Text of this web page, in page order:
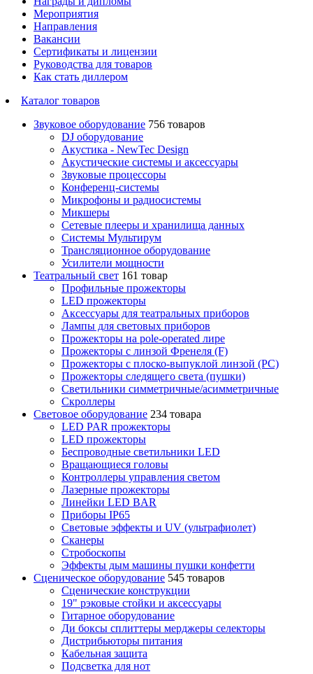
Мероприятия
Направления
Вакансии
Сертификаты и лицензии
Руководства для товаров
Как стать диллером
Каталог товаров
Звуковое оборудование 756 товаров
DJ оборудование
Акустика - NewTec Design
Акустические системы и аксессуары
Звуковые процессоры
Конференц-системы
Микрофоны и радиосистемы
Микшеры
Сетевые плееры и хранилища данных
Системы Мультирум
Трансляционное оборудование
Усилители мощности
Театральный свет 161 товар
Профильные прожекторы
LED прожекторы
Аксессуары для театральных приборов
Лампы для световых приборов
Прожекторы на pole-operated лире
Прожекторы с линзой Френеля (F)
Прожекторы с плоско-выпуклой линзой (PC)
Прожекторы следящего света (пушки)
Светильники симметричные/асимметричные
Скроллеры
Световое оборудование 234 товара
LED PAR прожекторы
LED прожекторы
Беспроводные светильники LED
Вращающиеся головы
Контроллеры управления светом
Лазерные прожекторы
Линейки LED BAR
Приборы IP65
Световые эффекты и UV (ультрафиолет)
Сканеры
Стробоскопы
Эффекты дым машины пушки конфетти
Сценическое оборудование 545 товаров
Сценические конструкции
19" рэковые стойки и аксесcуары
Гитарное оборудование
Ди боксы сплиттеры мерджеры селекторы
Дистрибьюторы питания
Кабельная защита
Подсветка для нот